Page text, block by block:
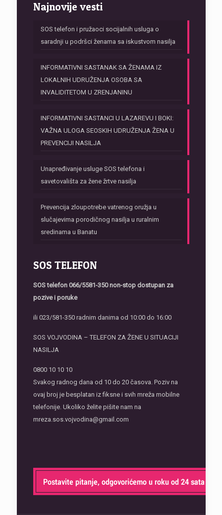
Najnovije vesti
SOS telefon i pružaoci socijalnih usluga o
saradnji u podršci ženama sa iskustvom nasilja
INFORMATIVNI SASTANAK SA ŽENAMA IZ
LOKALNIH UDRUŽENJA OSOBA SA
INVALIDITETOM U ZRENJANINU
INFORMATIVNI SASTANCI U LAZAREVU I BOKI:
VAŽNA ULOGA SEOSKIH UDRUŽENJA ŽENA U
PREVENCIJI NASILJA
Unapređivanje usluge SOS telefona i
savetovališta za žene žrtve nasilja
Prevencija zloupotrebe vatrenog oružja u
slučajevima porodičnog nasilja u ruralnim
sredinama u Banatu
SOS TELEFON
SOS telefon 066/5581-350 non-stop dostupan za
pozive i poruke
ili 023/581-350 radnim danima od 10:00 do 16:00
SOS VOJVODINA – TELEFON ZA ŽENE U SITUACIJI
NASILJA
0800 10 10 10
Svakog radnog dana od 10 do 20 časova. Poziv na
ovaj broj je besplatan iz fiksne i svih mreža mobilne
telefonije. Ukoliko želite pišite nam na
mreza.sos.vojvodina@gmail.com